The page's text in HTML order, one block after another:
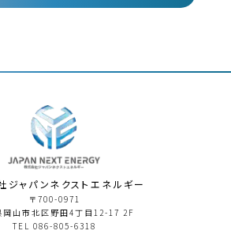
ジャパンネクストエネルギー
〒700-0971
岡⼭市北区野田4丁⽬12-17 2F
TEL 086-805-6318